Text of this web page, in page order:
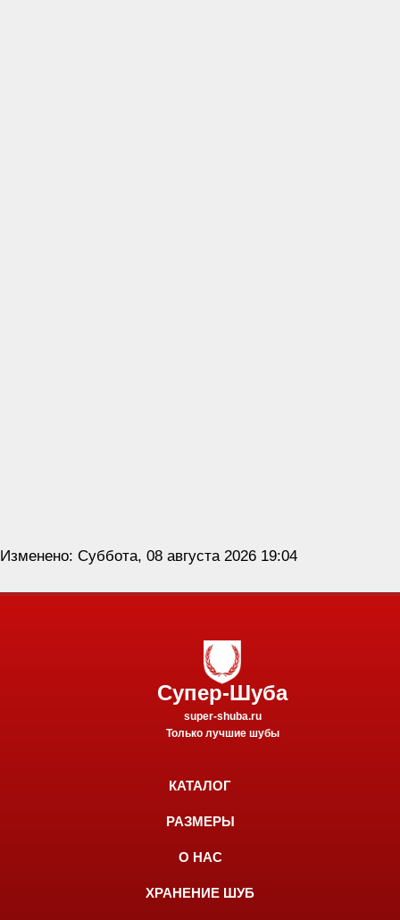
Изменено: Суббота, 08 августа 2026 19:04
Супер-Шуба
super-shuba.ru
Только лучшие шубы
КАТАЛОГ
РАЗМЕРЫ
О НАС
ХРАНЕНИЕ ШУБ